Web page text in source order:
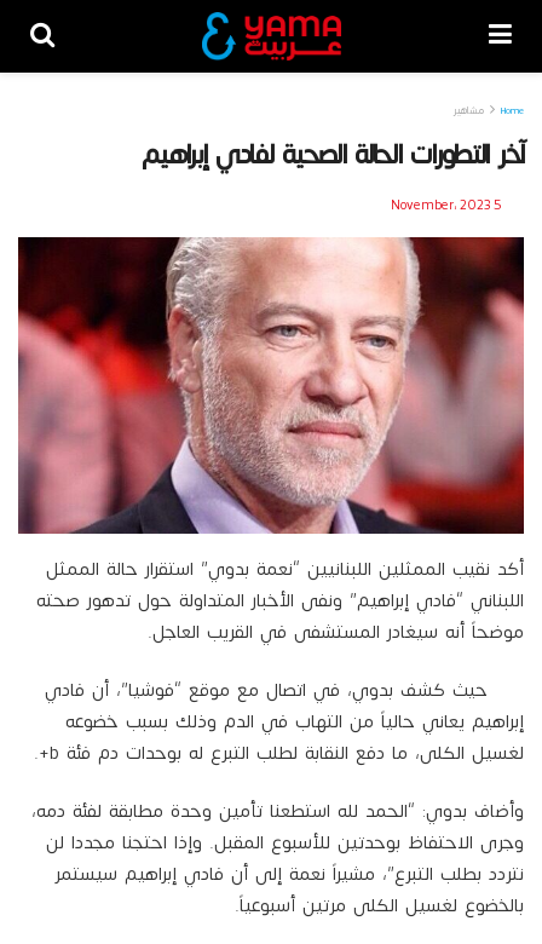
Home مشاهير
آخر التطورات الحالة الصحية لفادي إبراهيم
5 November، 2023
أكد نقيب الممثلين اللبنانيين “نعمة بدوي” استقرار حالة الممثل
اللبناني “فادي إبراهيم” ونفى الأخبار المتداولة حول تدهور صحته
موضحاً أنه سيغادر المستشفى في القريب العاجل.
حيث كشف بدوي، في اتصال مع موقع “فوشيا”، أن فادي
إبراهيم يعاني حالياً من التهاب في الدم وذلك بسبب خضوعه
لغسيل الكلى، ما دفع النقابة لطلب التبرع له بوحدات دم فئة b+.
وأضاف بدوي: “الحمد لله استطعنا تأمين وحدة مطابقة لفئة دمه،
وجرى الاحتفاظ بوحدتين للأسبوع المقبل. وإذا احتجنا مجددا لن
نتردد بطلب التبرع”، مشيراً نعمة إلى أن فادي إبراهيم سيستمر
بالخضوع لغسيل الكلى مرتين أسبوعياً.